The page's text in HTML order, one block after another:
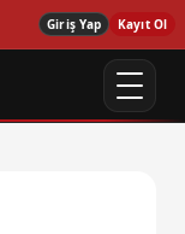
Giriş Yap Kayıt Ol